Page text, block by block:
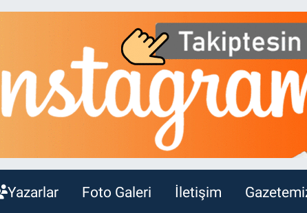
Yazarlar Foto Galeri İletişim